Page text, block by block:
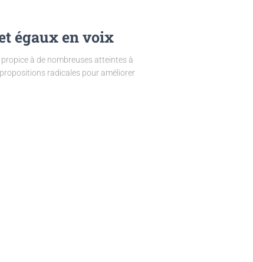
égaux en voix
à de nombreuses atteintes à
radicales pour améliorer